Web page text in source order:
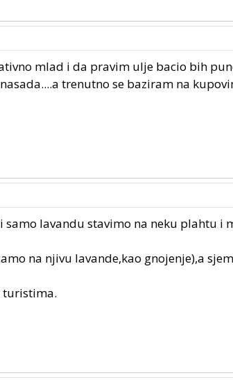
mlad i da pravim ulje bacio bih
trenutno se baziram na
samo lavandu stavimo na neku plahtu i
na njivu lavande,kao gnojenje),a
turistima.